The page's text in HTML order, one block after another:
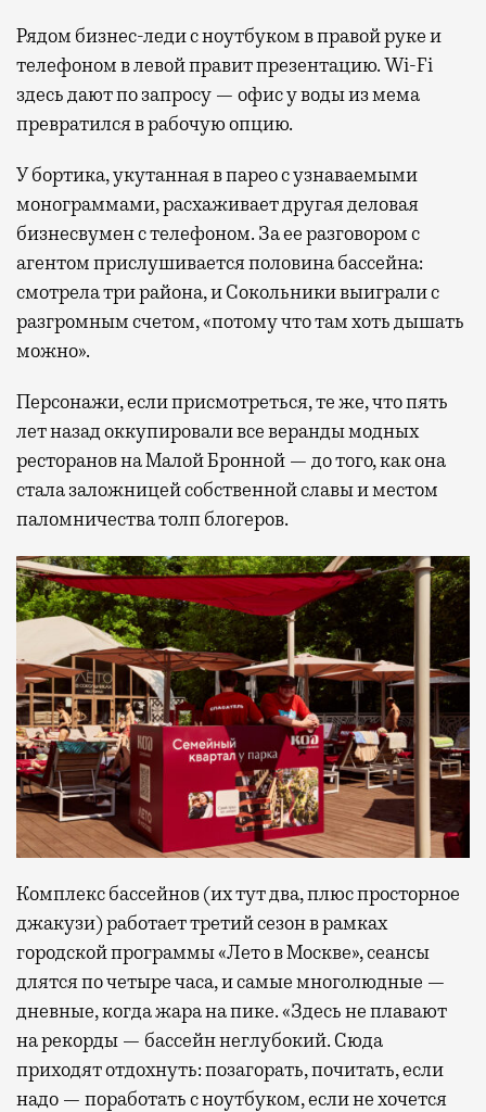
Рядом бизнес-леди с ноутбуком в правой руке и
телефоном в левой правит презентацию. Wi-Fi
здесь дают по запросу — офис у воды из мема
превратился в рабочую опцию.
У бортика, укутанная в парео с узнаваемыми
монограммами, расхаживает другая деловая
бизнесвумен с телефоном. За ее разговором с
агентом прислушивается половина бассейна:
смотрела три района, и Сокольники выиграли с
разгромным счетом, «потому что там хоть дышать
можно».
Персонажи, если присмотреться, те же, что пять
лет назад оккупировали все веранды модных
ресторанов на Малой Бронной — до того, как она
стала заложницей собственной славы и местом
паломничества толп блогеров.
Комплекс бассейнов (их тут два, плюс просторное
джакузи) работает третий сезон в рамках
городской программы «Лето в Москве», сеансы
длятся по четыре часа, и самые многолюдные —
дневные, когда жара на пике. «Здесь не плавают
на рекорды — бассейн неглубокий. Сюда
приходят отдохнуть: позагорать, почитать, если
надо — поработать с ноутбуком, если не хочется